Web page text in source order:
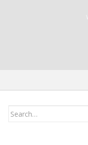
Search